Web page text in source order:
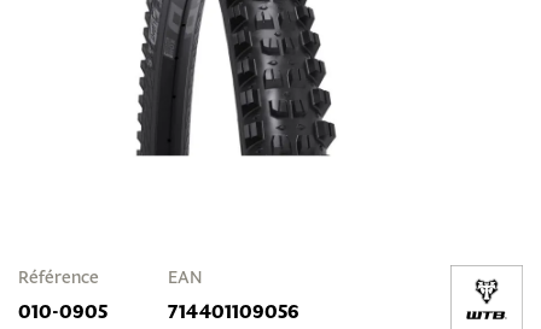
Référence
010-0905
EAN
714401109056